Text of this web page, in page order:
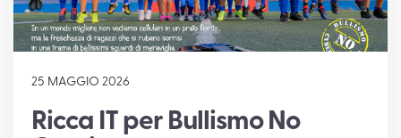
25 MAGGIO 2026
Ricca IT per Bullismo No